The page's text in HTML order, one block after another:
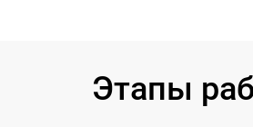
Этапы